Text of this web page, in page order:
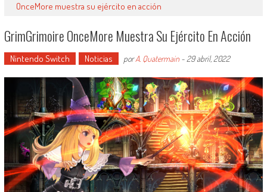
OnceMore muestra su ejército en acción
GrimGrimoire OnceMore Muestra Su Ejército En Acción
Nintendo Switch Noticias porA. Quatermain- 29 abril, 2022